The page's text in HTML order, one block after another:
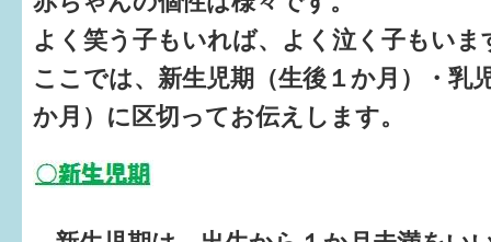
よく笑う子もいれば、よく泣く子もいま
ここでは、新生児期（生後１か月）・乳
か月）に区切ってお伝えします。
仲間づくり・遊び場
子どもを預けたい
入園・入学
相談したい